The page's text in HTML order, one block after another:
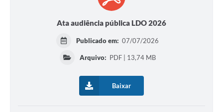
Ata audiência pública LDO 2026
Publicado em: 07/07/2026
Arquivo: PDF | 13,74 MB
Baixar